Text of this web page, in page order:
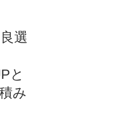
選
と
み